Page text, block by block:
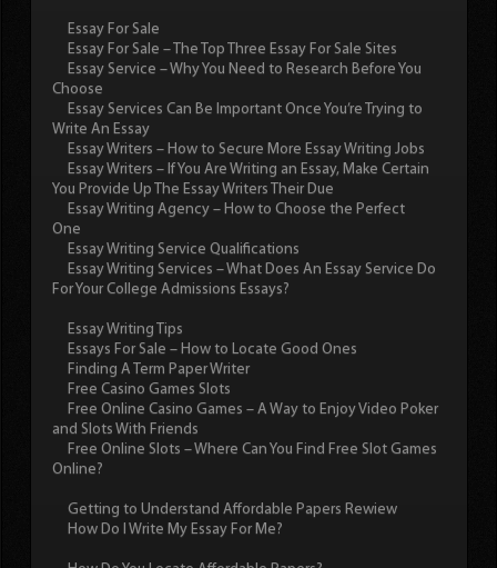
Essay For Sale
Essay For Sale – The Top Three Essay For Sale Sites
Essay Service – Why You Need to Research Before You
Choose
Essay Services Can Be Important Once You’re Trying to
Write An Essay
Essay Writers – How to Secure More Essay Writing Jobs
Essay Writers – If You Are Writing an Essay, Make Certain
You Provide Up The Essay Writers Their Due
Essay Writing Agency – How to Choose the Perfect
One
Essay Writing Service Qualifications
Essay Writing Services – What Does An Essay Service Do
For Your College Admissions Essays?
Essay Writing Tips
Essays For Sale – How to Locate Good Ones
Finding A Term Paper Writer
Free Casino Games Slots
Free Online Casino Games – A Way to Enjoy Video Poker
and Slots With Friends
Free Online Slots – Where Can You Find Free Slot Games
Online?
Getting to Understand Affordable Papers Rewiew
How Do I Write My Essay For Me?